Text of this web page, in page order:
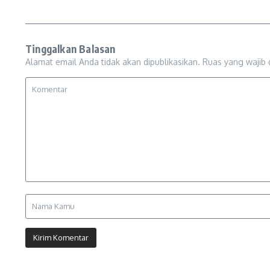
Tinggalkan Balasan
Alamat email Anda tidak akan dipublikasikan. Ruas yang wajib